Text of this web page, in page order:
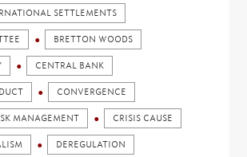
SETTLEMENTS
BRETTON WOODS
CENTRAL BANK
CONVERGENCE
MANAGEMENT CRISIS CAUSE
DEREGULATION